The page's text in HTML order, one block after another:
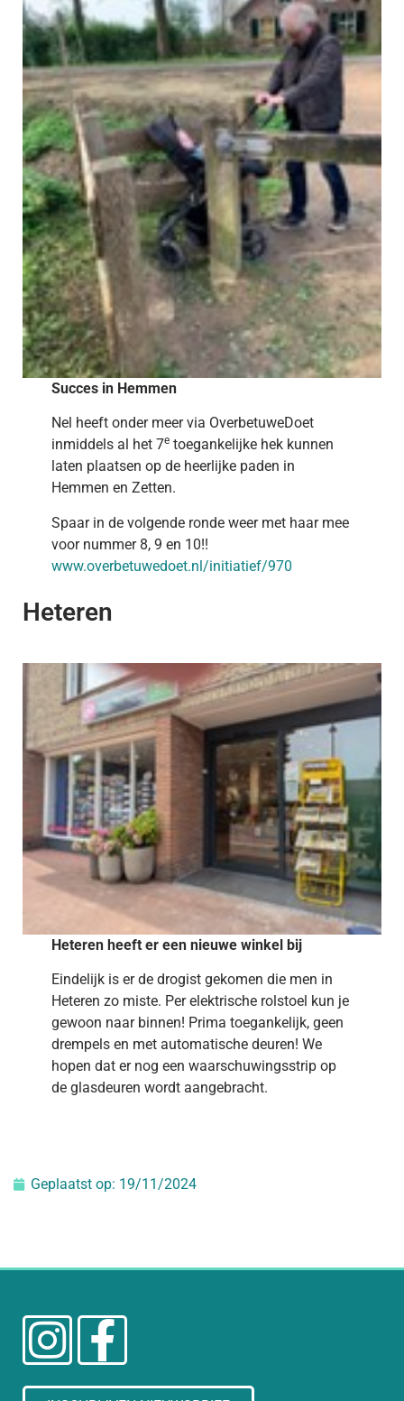
Succes in Hemmen
Nel heeft onder meer via OverbetuweDoet
inmiddels al het 7etoegankelijke hek kunnen
laten plaatsen op de heerlijke paden in
Hemmen en Zetten.
Spaar in de volgende ronde weer met haar mee
voor nummer 8, 9 en 10!!
www.overbetuwedoet.nl/initiatief/970
Heteren
Heteren heeft er een nieuwe winkel bij
Eindelijk is er de drogist gekomen die men in
Heteren zo miste. Per elektrische rolstoel kun je
gewoon naar binnen! Prima toegankelijk, geen
drempels en met automatische deuren! We
hopen dat er nog een waarschuwingsstrip op
de glasdeuren wordt aangebracht.
Geplaatst op: 19/11/2024